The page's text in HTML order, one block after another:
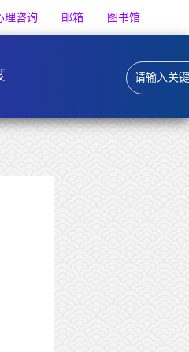
理咨询 邮箱 图书馆